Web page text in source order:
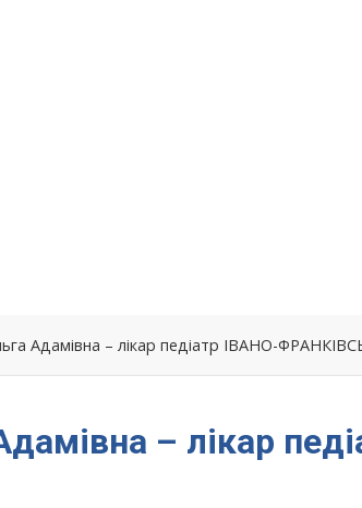
Адамівна – лікар педіатр ІВАНО-
– лікар